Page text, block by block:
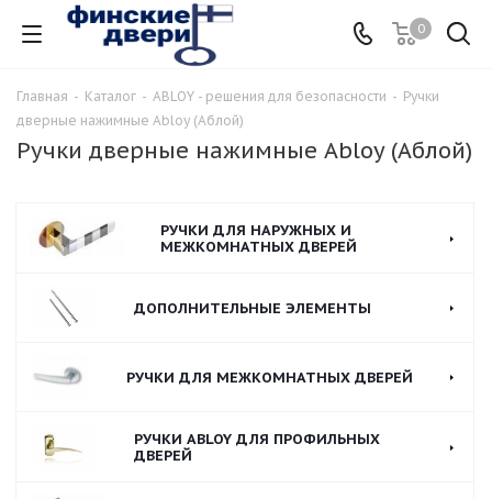
0
Главная - Каталог - ABLOY - решения для безопасности - Ручки
дверные нажимные Abloy (Аблой)
Ручки дверные нажимные Abloy (Аблой)
РУЧКИ ДЛЯ НАРУЖНЫХ И
МЕЖКОМНАТНЫХ ДВЕРЕЙ
ДОПОЛНИТЕЛЬНЫЕ ЭЛЕМЕНТЫ
РУЧКИ ДЛЯ МЕЖКОМНАТНЫХ ДВЕРЕЙ
РУЧКИ ABLOY ДЛЯ ПРОФИЛЬНЫХ
ДВЕРЕЙ